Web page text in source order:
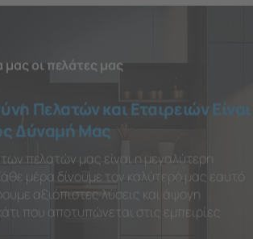
μας οι πελάτες μας
Πελατών και Εταιρειών Είναι
Δύναμή Μας
πελατών μας είναι η μεγαλύτερη
μέρα δίνουμε τον καλύτερό μας εαυτό
αξιόπιστες λύσεις και άψογη
που αποτυπώνεται στις εμπειρίες